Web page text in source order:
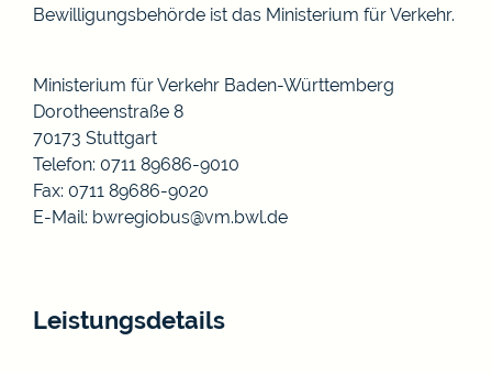
Bewilligungsbehörde ist das Ministerium für Verkehr.
Ministerium für Verkehr Baden-Württemberg
Dorotheenstraße 8
70173 Stuttgart
Telefon: 0711 89686-9010
Fax: 0711 89686-9020
E-Mail: bwregiobus@vm.bwl.de
Leistungsdetails